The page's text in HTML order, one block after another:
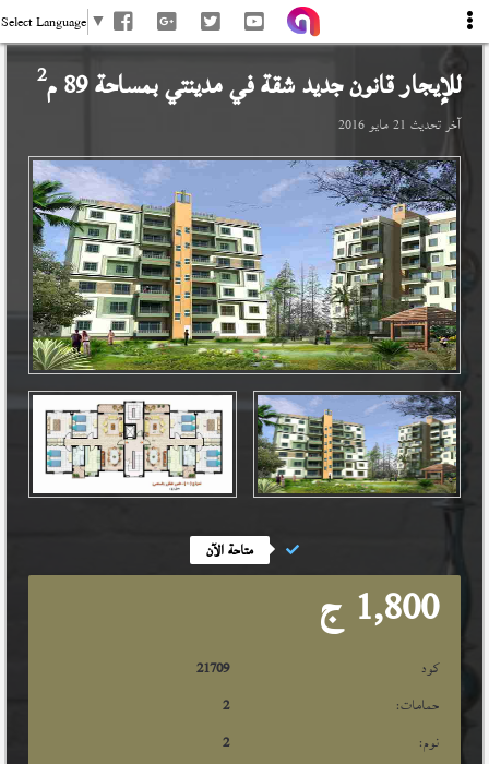
Select Language ▼
للإيجار قانون جديد شقة فيمدينتيبمساحة 89 م 2
آخر تحديث 21 مايو 2016
متاحة الآن
1,800 ج
كود
21709
حمامات:
2
نوم:
2